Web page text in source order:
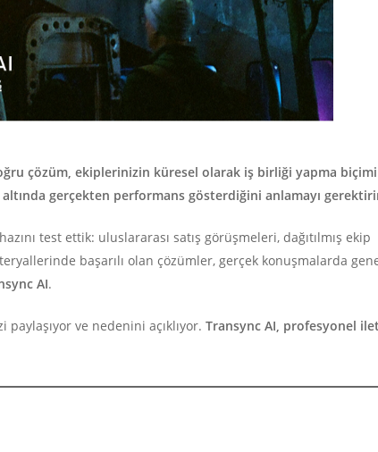
çözüm, ekiplerinizin küresel olarak iş birliği yapma
gerçekten performans gösterdiğini anlamayı
test ettik: uluslararası satış görüşmeleri, dağıtılmış ekip
başarılı olan çözümler, gerçek konuşmalarda
AI.
ve nedenini açıklıyor. Transync AI, profesyonel